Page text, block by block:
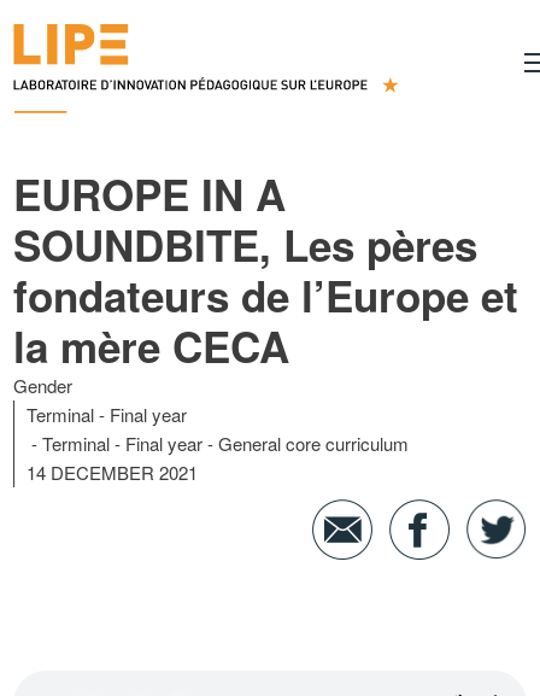
EUROPE IN A
SOUNDBITE, Les pères
fondateurs de l’Europe et
la mère CECA
Gender
Terminal - Final year
Terminal - Final year - General core curriculum
14 DECEMBER 2021